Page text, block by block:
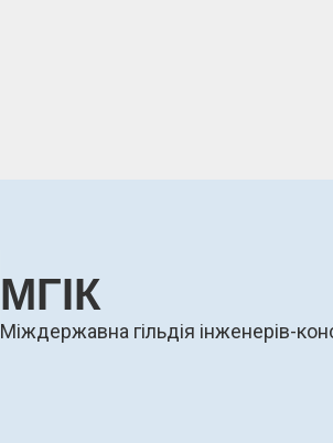
МГІК
Міждержавна гільдія інженерів-